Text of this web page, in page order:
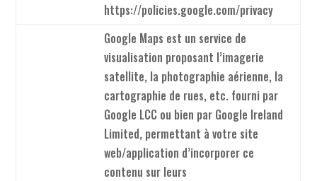
https://policies.google.com/privacy
Google Maps est un service de
visualisation proposant l’imagerie
satellite, la photographie aérienne, la
cartographie de rues, etc. fourni par
Google LCC ou bien par Google Ireland
Limited, permettant à votre site
web/application d’incorporer ce
contenu sur leurs